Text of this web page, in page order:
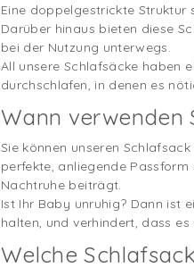
Eine doppelgestrickte Struktur
Darüber hinaus bieten diese
bei der Nutzung unterwegs.
All unsere Schlafsäcke haben
durchschlafen, in denen es
Wann verwenden
Sie können unseren
perfekte, anliegende
Nachtruhe beiträgt.
Ist Ihr Baby unruhig? Dann ist
halten, und verhindert, dass
Welche